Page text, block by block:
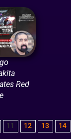
Red
11 12 13 14